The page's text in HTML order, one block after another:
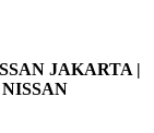
JAKARTA |